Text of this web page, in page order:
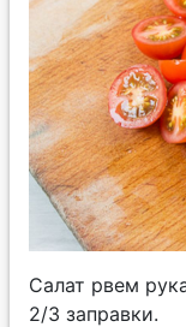
Салат рвем
2/3 заправки.